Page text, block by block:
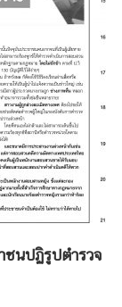
นปฏิรูปตำรวจ